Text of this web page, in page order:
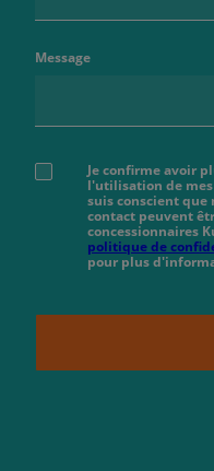
Message
Je confirme avoir
l'utilisation de mes
suis conscient que
contact peuvent
concessionnaires
politique de
pour plus